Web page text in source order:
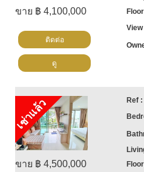
ขาย ฿ 4,100,000
ติดต่อ
ดู
เช่าแล้ว
ขาย ฿ 4,500,000